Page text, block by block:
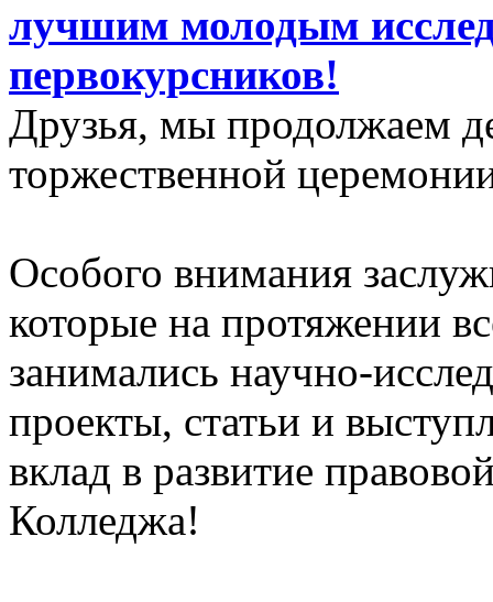
лучшим молодым
первокурсников!
Друзья, мы продолжаем
торжественной
Особого внимания
которые на протяжении
занимались научно-
проекты, статьи и
вклад в развитие
Колледжа!